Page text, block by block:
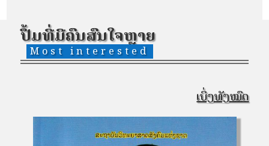
ປຶ້ມທີ່ມີຄົນສົນໃຈຫຼາຍ
Most interested
ເບິ່ງທັງໝົດ